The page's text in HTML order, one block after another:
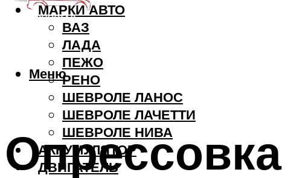
МАРКИ АВТО
ВАЗ
ЛАДА
ПЕЖО
РЕНО
ШЕВРОЛЕ ЛАНОС
ШЕВРОЛЕ ЛАЧЕТТИ
ШЕВРОЛЕ НИВА
АККУМУЛЯТОР
ДВИГАТЕЛЬ
Меню